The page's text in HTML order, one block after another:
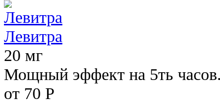
Левитра
20 мг
Мощный эффект на 5ть
от 70 Р